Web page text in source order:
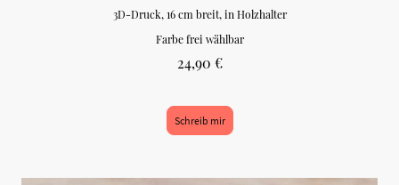
3D-Druck, 16 cm breit, in Holzhalter
Farbe frei wählbar
24,90 €
Schreib mir